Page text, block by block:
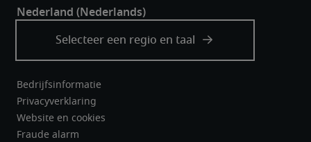
Bedrijfsinformatie
Privacyverklaring
Website en cookies
Fraude alarm